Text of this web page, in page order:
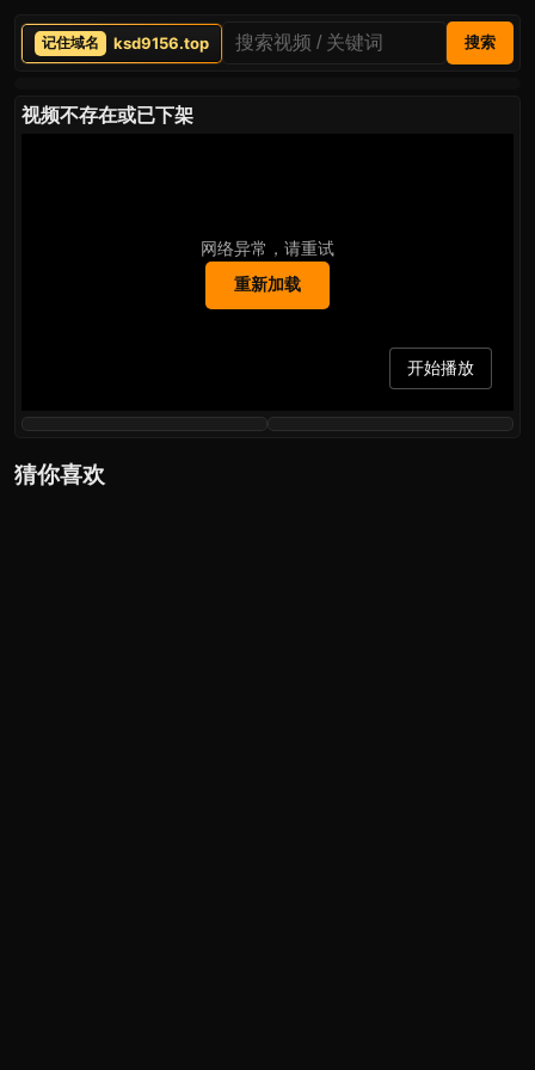
ksd9156.top 搜索
视频不存在或已下架
网络异常，请重试
重新加载
开始播放
猜你喜欢